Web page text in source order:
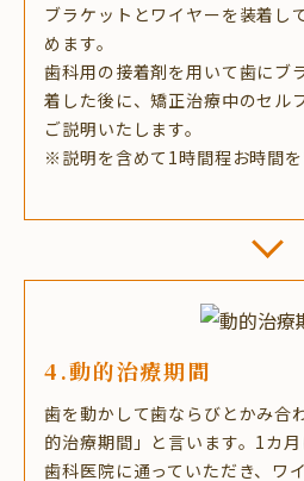
ブラケットとワイヤーを装着し
めます。
歯科用の接着剤を用いて歯にブ
着した後に、矯正治療中のセル
ご説明いたします。
※説明を含めて1時間程お時間を
4.動的治療期間
歯を動かして歯ならびとかみ合
的治療期間」と言います。1カ
歯科医院に通っていただき、ワ